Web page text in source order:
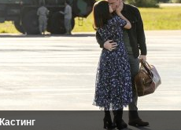
Кастинг